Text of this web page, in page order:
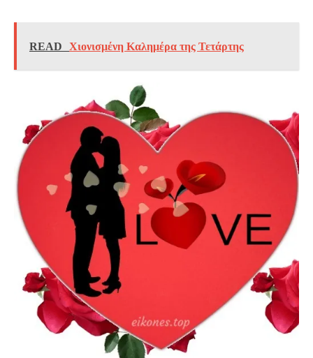
READ Χιονισμένη Καλημέρα της Τετάρτης